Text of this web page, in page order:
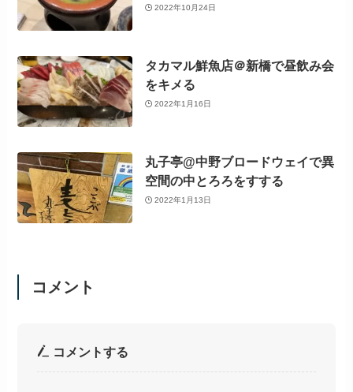
2022年10月24日
タカマル鮮魚店＠新橋で昼飲み会
をキメる
2022年1月16日
丸子亭@中野ブロードウェイで異
空間の中とろろをすする
2022年1月13日
コメント
コメントする